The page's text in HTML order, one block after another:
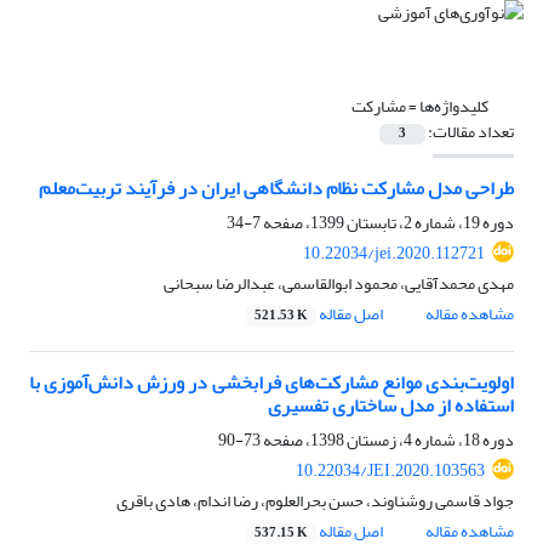
کلیدواژه‌ها =مشارکت
تعداد مقالات: 3
طراحی مدل مشارکت نظام دانشگاهی ایران در فرآیند تربیت‌معلم
دوره 19، شماره 2، تابستان 1399، صفحه
7-34
10.22034/jei.2020.112721
مهدی محمدآقایی، محمود ابوالقاسمی، عبدالرضا سبحانی
مشاهده مقاله
اصل مقاله 521.53 K
اولویت‌بندی موانع مشارکت‌های فرابخشی در ورزش دانش‌آموزی با
استفاده از مدل ساختاری تفسیری
دوره 18، شماره 4، زمستان 1398، صفحه
73-90
10.22034/JEI.2020.103563
جواد قاسمی روشناوند، حسن بحرالعلوم، رضا اندام، هادی باقری
مشاهده مقاله
اصل مقاله 537.15 K